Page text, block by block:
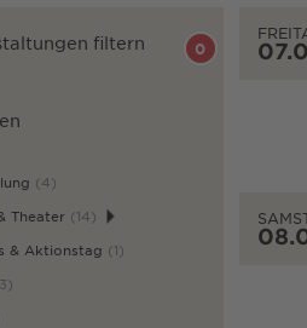
filtern 0
(4)
Theater (14)
& Aktionstag (1)